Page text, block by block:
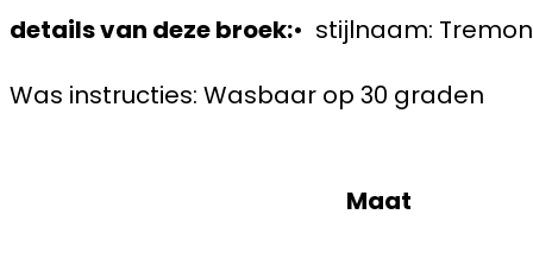
details van deze broek:• stijlnaam:
Was instructies: Wasbaar op 30 graden
Maat